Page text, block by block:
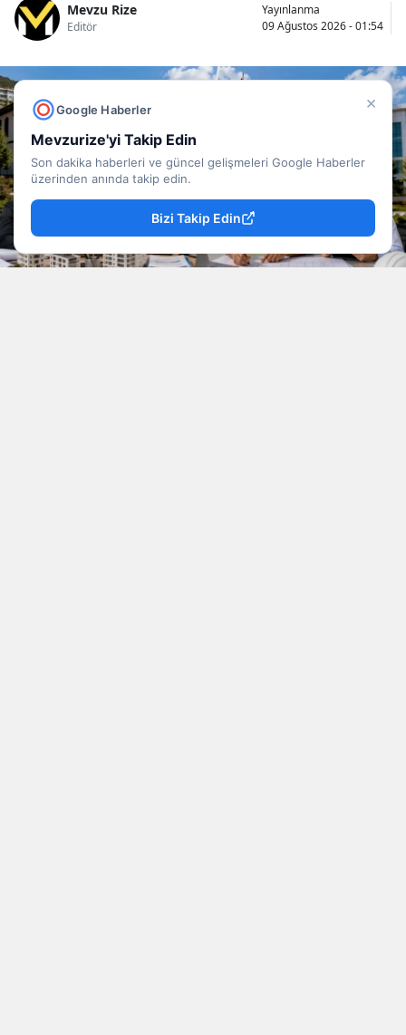
×
Google Haberler
Mevzurize'yi Takip Edin
Son dakika haberleri ve güncel gelişmeleri Google Haberler
üzerinden anında takip edin.
Bizi Takip Edin
Mevzu Rize
Editör
Yayınlanma
09 Ağustos 2026 - 01:54